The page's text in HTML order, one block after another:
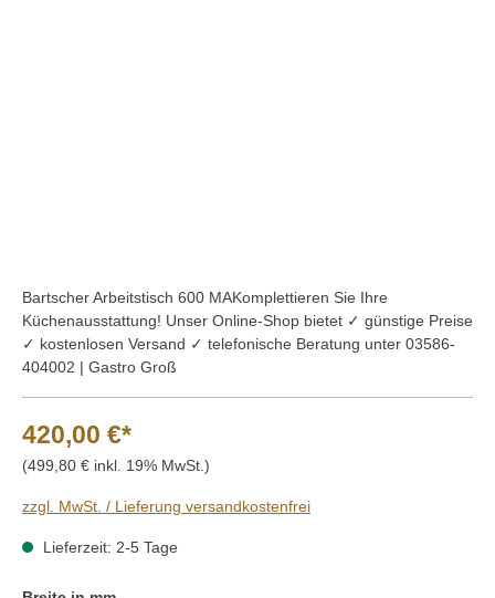
Bartscher Arbeitstisch 600 MAKomplettieren Sie Ihre
Küchenausstattung! Unser Online-Shop bietet ✓ günstige Preise
✓ kostenlosen Versand ✓ telefonische Beratung unter 03586-
404002 | Gastro Groß
420,00 €*
(499,80 € inkl. 19% MwSt.)
zzgl. MwSt. / Lieferung versandkostenfrei
Lieferzeit: 2-5 Tage